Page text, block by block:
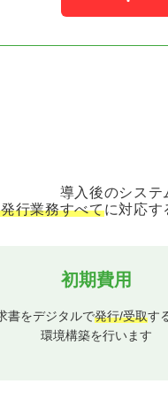
導入後のシステ
行業務すべてに対応す
初期費用
書をデジタルで発行/受取す
環境構築を行います